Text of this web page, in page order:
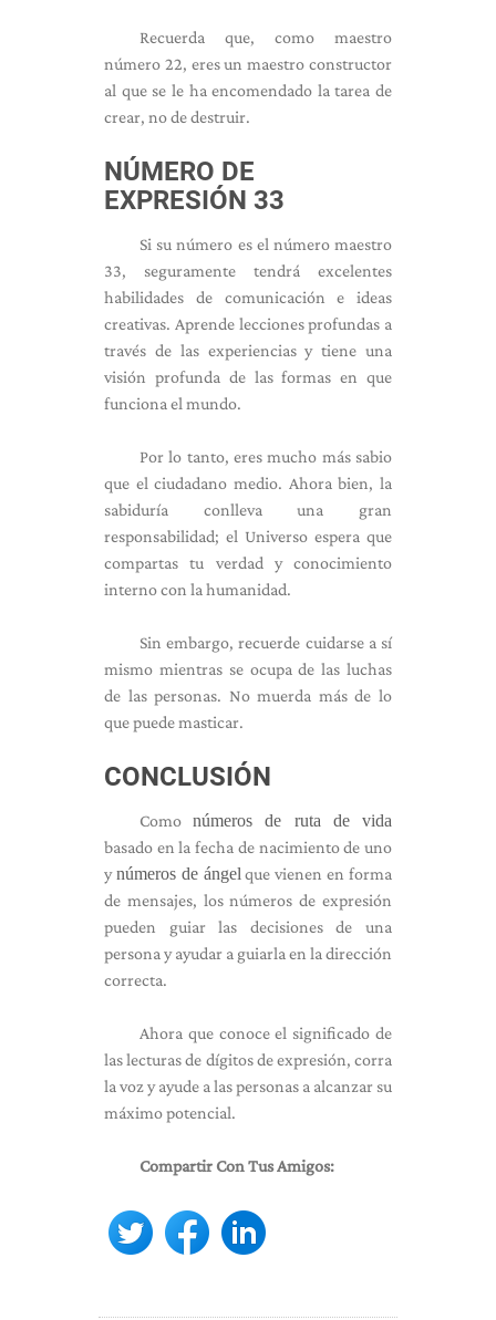
Recuerda que, como maestro
número 22, eres un maestro constructor
al que se le ha encomendado la tarea de
crear, no de destruir.
NÚMERO DE
EXPRESIÓN 33
Si su número es el número maestro
33, seguramente tendrá excelentes
habilidades de comunicación e ideas
creativas. Aprende lecciones profundas a
través de las experiencias y tiene una
visión profunda de las formas en que
funciona el mundo.
Por lo tanto, eres mucho más sabio
que el ciudadano medio. Ahora bien, la
sabiduría conlleva una gran
responsabilidad; el Universo espera que
compartas tu verdad y conocimiento
interno con la humanidad.
Sin embargo, recuerde cuidarse a sí
mismo mientras se ocupa de las luchas
de las personas. No muerda más de lo
que puede masticar.
CONCLUSIÓN
Comonúmeros de ruta de vida
basado en la fecha de nacimiento de uno
ynúmeros de ángel que vienen en forma
de mensajes, los números de expresión
pueden guiar las decisiones de una
persona y ayudar a guiarla en la dirección
correcta.
Ahora que conoce el significado de
las lecturas de dígitos de expresión, corra
la voz y ayude a las personas a alcanzar su
máximo potencial.
Compartir Con Tus Amigos: